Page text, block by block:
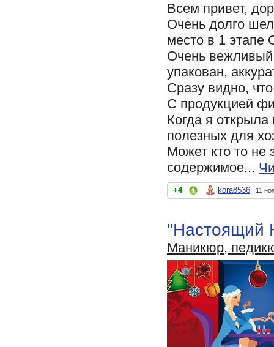
Всем привет,
Очень долго
место в 1 этапе
Очень вежливый
упакован,
Сразу видно,
С продукцией
Когда я открыла
полезных для
Может кто то не
содержимое...
+4 kora8536 11
"Настоящий
Маникюр,